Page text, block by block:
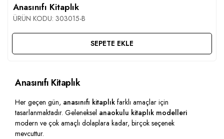
Anasınıfı Kitaplık
ÜRÜN KODU: 303015-B
SEPETE EKLE
Anasınıfı Kitaplık
Her geçen gün, anasınıfı kitaplık farklı amaçlar için
tasarlanmaktadır. Geleneksel anaokulu kitaplık modelleri
modern ve çok amaçlı dolaplara kadar, birçok seçenek
mevcuttur.